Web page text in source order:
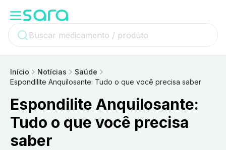
Início Notícias
Saúde
Espondilite Anquilosante: Tudo o que você precisa saber
Espondilite Anquilosante:
Tudo o que você precisa
saber